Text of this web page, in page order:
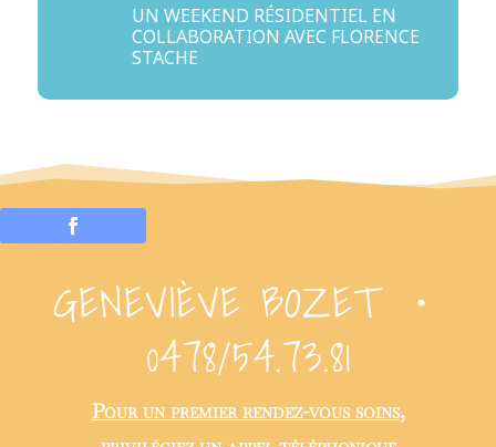
UN WEEKEND RÉSIDENTIEL EN
COLLABORATION AVEC FLORENCE
STACHE
GENEVIÈVE BOZET ・
0478/54.73.81
Pour un premier rendez-vous soins,